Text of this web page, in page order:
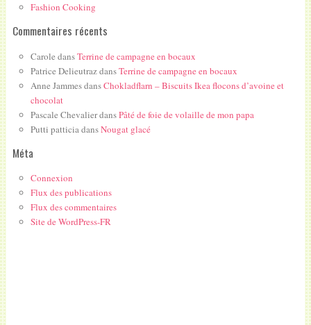
Fashion Cooking
Commentaires récents
Carole dansTerrine de campagne en bocaux
Patrice DelieutrazdansTerrine de campagne en bocaux
Anne JammesdansChokladflarn – Biscuits Ikea flocons d’avoine et
chocolat
Pascale ChevalierdansPâté de foie de volaille de mon papa
Putti patticiadansNougat glacé
Méta
Connexion
Flux des publications
Flux des commentaires
Site de WordPress-FR